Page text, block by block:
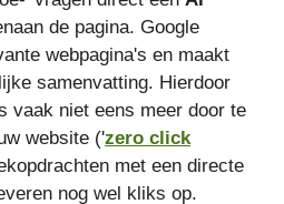
de pagina. Google
webpagina's en maakt
samenvatting. Hierdoor
vaak niet eens meer door te
website ('zero click
met een directe
nog wel kliks op.